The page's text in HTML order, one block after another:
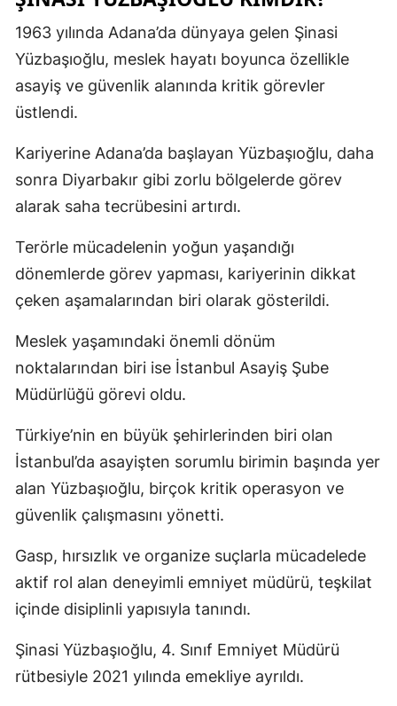
Kütahya
Manisa
Muğla
Muş
Niğde
Sakarya
Siirt
Sinop
1963 yılında Adana’da dünyaya gelen Şinasi
Yüzbaşıoğlu, meslek hayatı boyunca özellikle
asayiş ve güvenlik alanında kritik görevler
üstlendi.
Kariyerine Adana’da başlayan Yüzbaşıoğlu, daha
sonra Diyarbakır gibi zorlu bölgelerde görev
alarak saha tecrübesini artırdı.
Terörle mücadelenin yoğun yaşandığı
dönemlerde görev yapması, kariyerinin dikkat
çeken aşamalarından biri olarak gösterildi.
Meslek yaşamındaki önemli dönüm
noktalarından biri ise İstanbul Asayiş Şube
Müdürlüğü görevi oldu.
Türkiye’nin en büyük şehirlerinden biri olan
İstanbul’da asayişten sorumlu birimin başında yer
alan Yüzbaşıoğlu, birçok kritik operasyon ve
güvenlik çalışmasını yönetti.
Gasp, hırsızlık ve organize suçlarla mücadelede
aktif rol alan deneyimli emniyet müdürü, teşkilat
içinde disiplinli yapısıyla tanındı.
Şinasi Yüzbaşıoğlu, 4. Sınıf Emniyet Müdürü
rütbesiyle 2021 yılında emekliye ayrıldı.